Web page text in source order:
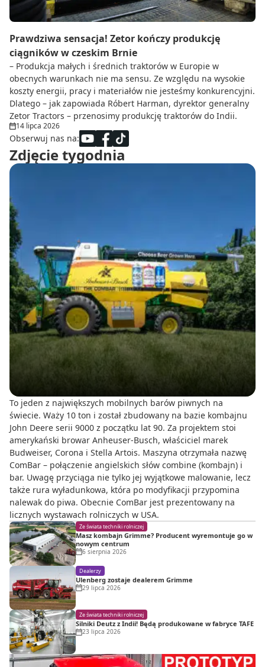
Prawdziwa sensacja! Zetor kończy produkcję
ciągników w czeskim Brnie
– Produkcja małych i średnich traktorów w Europie w
obecnych warunkach nie ma sensu. Ze względu na wysokie
koszty energii, pracy i materiałów nie jesteśmy konkurencyjni.
Dlatego – jak zapowiada Róbert Harman, dyrektor generalny
Zetor Tractors – przenosimy produkcję traktorów do Indii.
14 lipca 2026
Obserwuj nas na:
Zdjęcie tygodnia
To jeden z największych mobilnych barów piwnych na
świecie. Waży 10 ton i został zbudowany na bazie kombajnu
John Deere serii 9000 z początku lat 90. Za projektem stoi
amerykański browar Anheuser-Busch, właściciel marek
Budweiser, Corona i Stella Artois. Maszyna otrzymała nazwę
ComBar – połączenie angielskich słów combine (kombajn) i
bar. Uwagę przyciąga nie tylko jej wyjątkowe malowanie, lecz
także rura wyładunkowa, która po modyfikacji przypomina
nalewak do piwa. Obecnie ComBar jest prezentowany na
licznych wystawach rolniczych w USA.
Ze świata techniki rolniczej
Masz kombajn Grimme? Producent wyremontuje go w
nowym centrum
6 sierpnia 2026
Dealerzy
Ulenberg zostaje dealerem Grimme
29 lipca 2026
Ze świata techniki rolniczej
Silniki Deutz z Indii! Będą produkowane w fabryce TAFE
23 lipca 2026